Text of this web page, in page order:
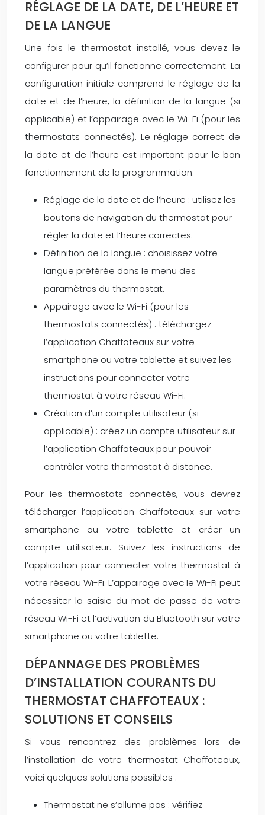
RÉGLAGE DE LA DATE, DE L’HEURE ET
DE LA LANGUE
Une fois le thermostat installé, vous devez le
configurer pour qu’il fonctionne correctement. La
configuration initiale comprend le réglage de la
date et de l’heure, la définition de la langue (si
applicable) et l’appairage avec le Wi-Fi (pour les
thermostats connectés). Le réglage correct de
la date et de l’heure est important pour le bon
fonctionnement de la programmation.
Réglage de la date et de l’heure : utilisez les
boutons de navigation du thermostat pour
régler la date et l’heure correctes.
Définition de la langue : choisissez votre
langue préférée dans le menu des
paramètres du thermostat.
Appairage avec le Wi-Fi (pour les
thermostats connectés) : téléchargez
l’application Chaffoteaux sur votre
smartphone ou votre tablette et suivez les
instructions pour connecter votre
thermostat à votre réseau Wi-Fi.
Création d’un compte utilisateur (si
applicable) : créez un compte utilisateur sur
l’application Chaffoteaux pour pouvoir
contrôler votre thermostat à distance.
Pour les thermostats connectés, vous devrez
télécharger l’application Chaffoteaux sur votre
smartphone ou votre tablette et créer un
compte utilisateur. Suivez les instructions de
l’application pour connecter votre thermostat à
votre réseau Wi-Fi. L’appairage avec le Wi-Fi peut
nécessiter la saisie du mot de passe de votre
réseau Wi-Fi et l’activation du Bluetooth sur votre
smartphone ou votre tablette.
DÉPANNAGE DES PROBLÈMES
D’INSTALLATION COURANTS DU
THERMOSTAT CHAFFOTEAUX :
SOLUTIONS ET CONSEILS
Si vous rencontrez des problèmes lors de
l’installation de votre thermostat Chaffoteaux,
voici quelques solutions possibles :
Thermostat ne s’allume pas : vérifiez